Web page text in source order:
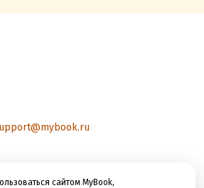
сайтом MyBook,